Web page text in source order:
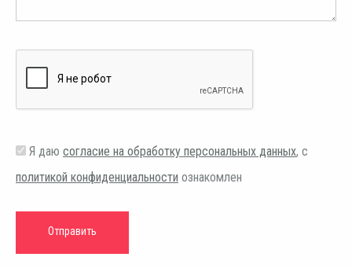
Я даю согласие на обработку персональных данных, с
политикой конфиденциальности ознакомлен